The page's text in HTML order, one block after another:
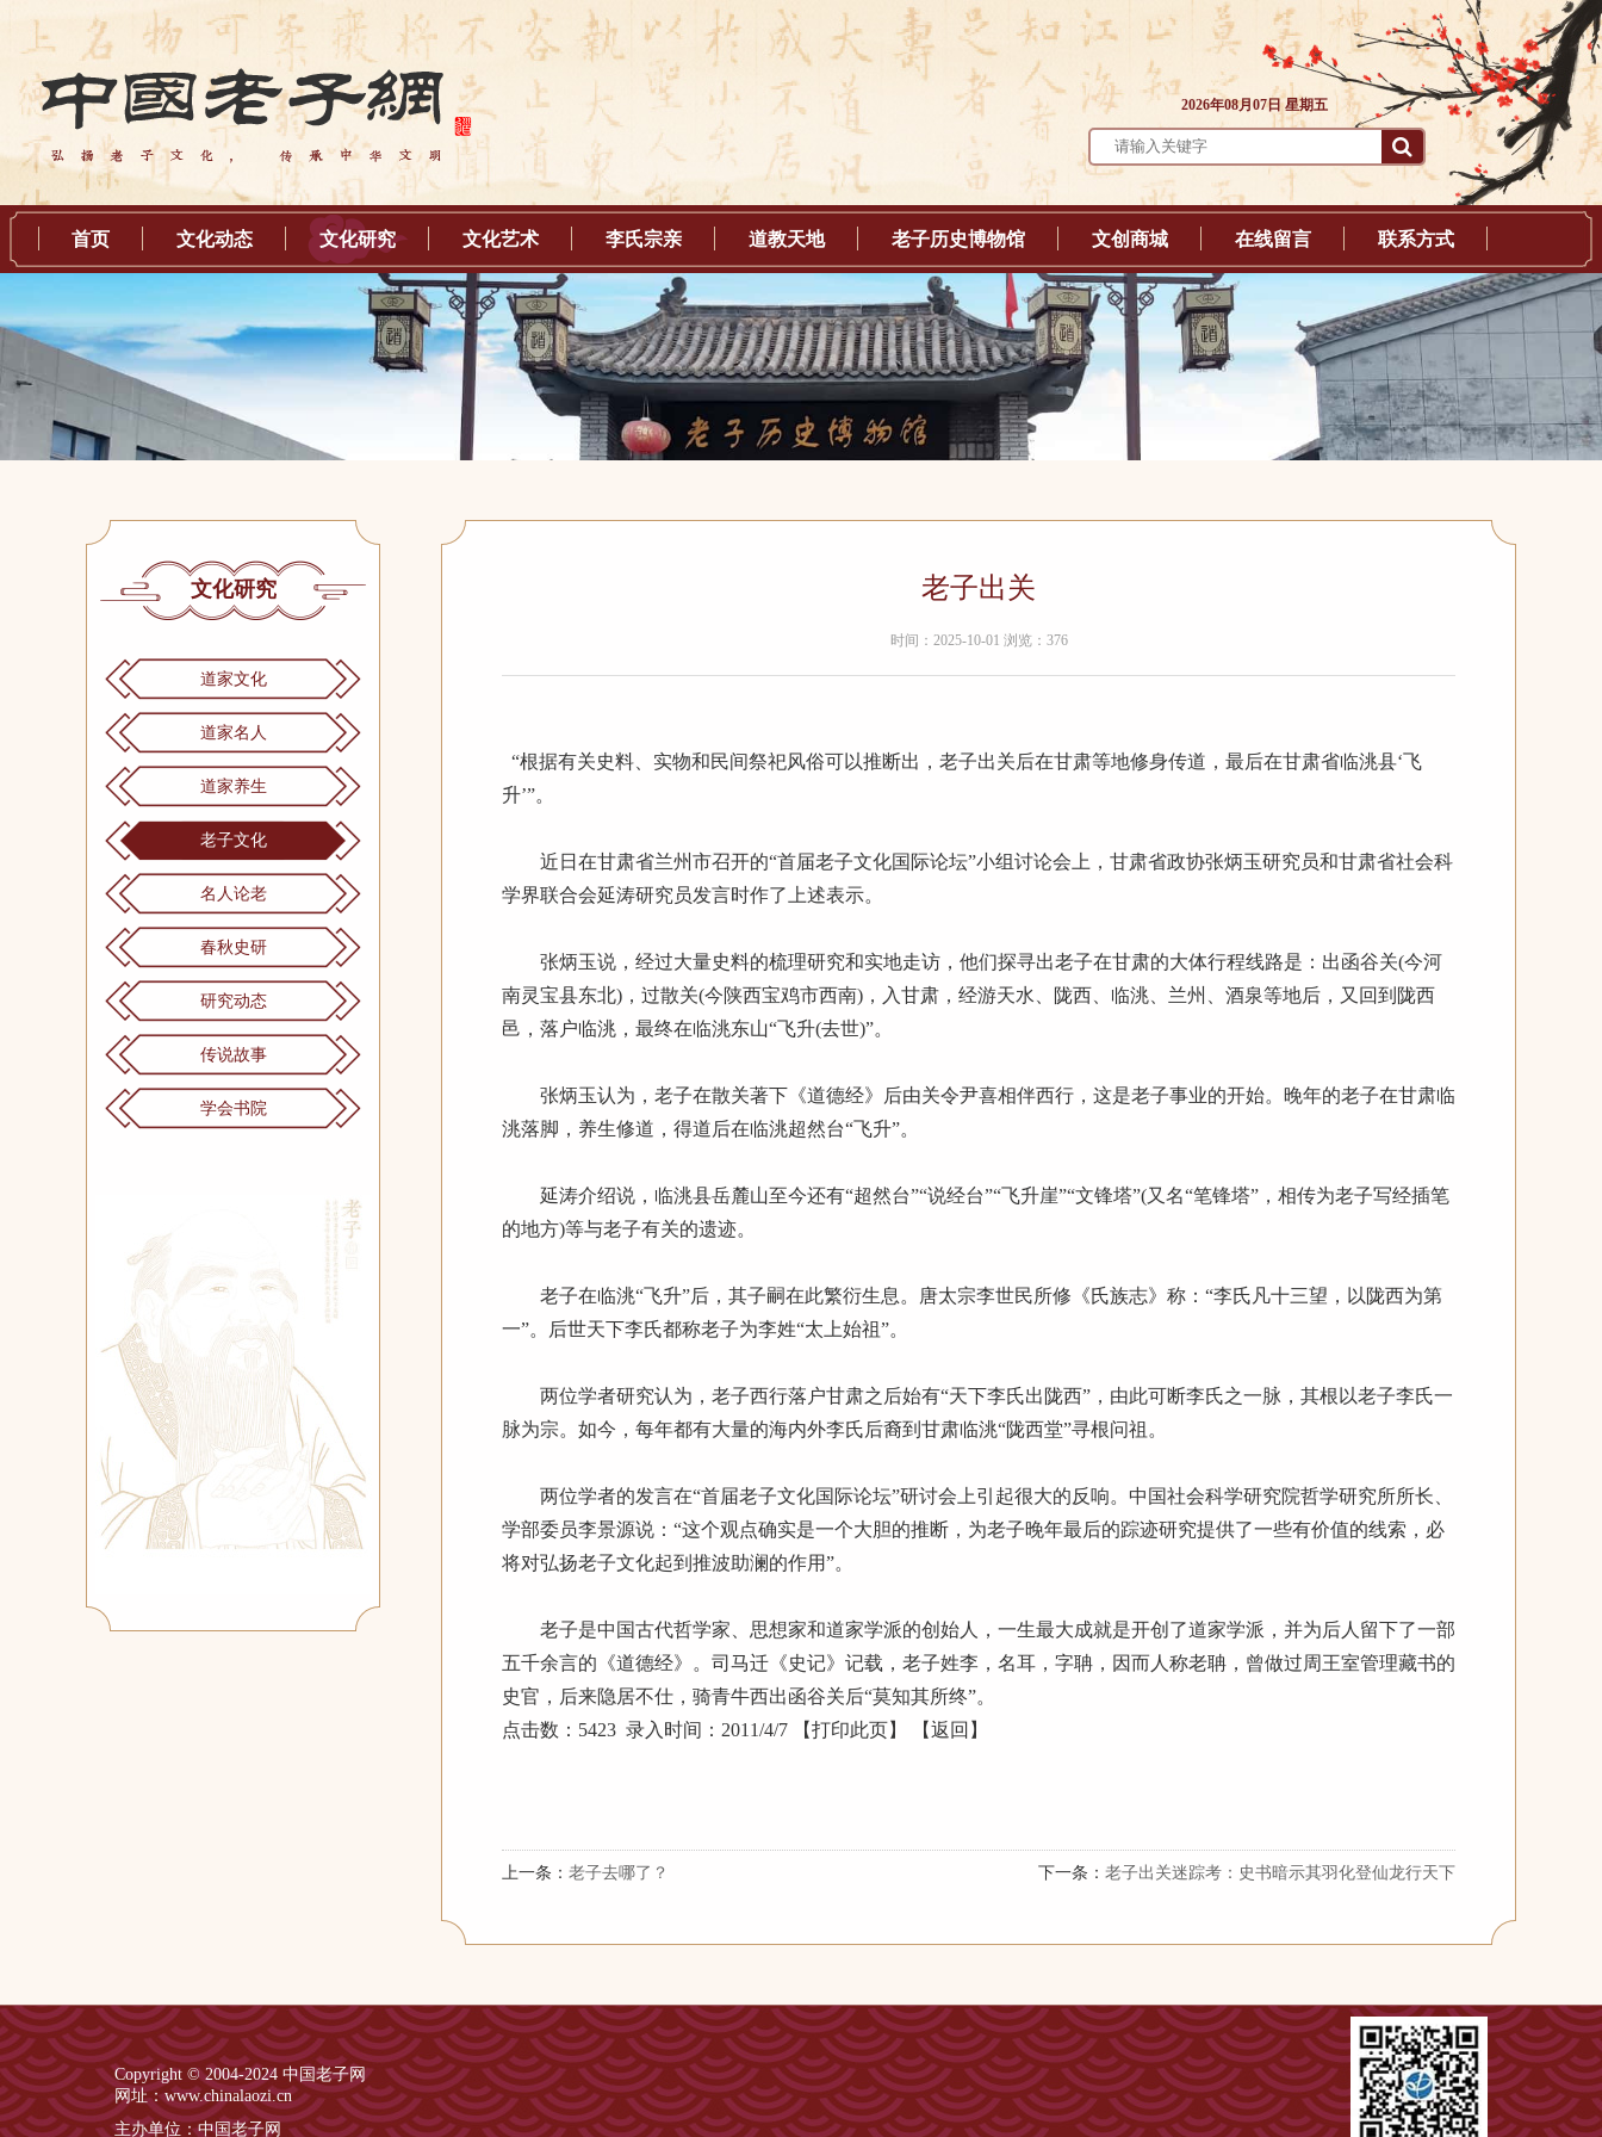
2026年08月07日 星期五
首页 文化动态 文化研究 文化艺术 李氏宗亲 道教天地 老子历史博物馆 文创商城 在线留言 联系方式
文化研究
道家文化
道家名人
道家养生
老子文化
名人论老
春秋史研
研究动态
传说故事
学会书院
老子出关
时间：2025-10-01 浏览：376
“根据有关史料、实物和民间祭祀风俗可以推断出，老子出关后在甘肃等地修身传道，最后在甘肃省临洮县‘飞
升’”。
近日在甘肃省兰州市召开的“首届老子文化国际论坛”小组讨论会上，甘肃省政协张炳玉研究员和甘肃省社会科
学界联合会延涛研究员发言时作了上述表示。
张炳玉说，经过大量史料的梳理研究和实地走访，他们探寻出老子在甘肃的大体行程线路是：出函谷关(今河
南灵宝县东北)，过散关(今陕西宝鸡市西南)，入甘肃，经游天水、陇西、临洮、兰州、酒泉等地后，又回到陇西
邑，落户临洮，最终在临洮东山“飞升(去世)”。
张炳玉认为，老子在散关著下《道德经》后由关令尹喜相伴西行，这是老子事业的开始。晚年的老子在甘肃临
洮落脚，养生修道，得道后在临洮超然台“飞升”。
延涛介绍说，临洮县岳麓山至今还有“超然台”“说经台”“飞升崖”“文锋塔”(又名“笔锋塔”，相传为老子写经插笔
的地方)等与老子有关的遗迹。
老子在临洮“飞升”后，其子嗣在此繁衍生息。唐太宗李世民所修《氏族志》称：“李氏凡十三望，以陇西为第
一”。后世天下李氏都称老子为李姓“太上始祖”。
两位学者研究认为，老子西行落户甘肃之后始有“天下李氏出陇西”，由此可断李氏之一脉，其根以老子李氏一
脉为宗。如今，每年都有大量的海内外李氏后裔到甘肃临洮“陇西堂”寻根问祖。
两位学者的发言在“首届老子文化国际论坛”研讨会上引起很大的反响。中国社会科学研究院哲学研究所所长、
学部委员李景源说：“这个观点确实是一个大胆的推断，为老子晚年最后的踪迹研究提供了一些有价值的线索，必
将对弘扬老子文化起到推波助澜的作用”。
老子是中国古代哲学家、思想家和道家学派的创始人，一生最大成就是开创了道家学派，并为后人留下了一部
五千余言的《道德经》。司马迁《史记》记载，老子姓李，名耳，字聃，因而人称老聃，曾做过周王室管理藏书的
史官，后来隐居不仕，骑青牛西出函谷关后“莫知其所终”。
点击数：5423 录入时间：2011/4/7 【打印此页】 【返回】
上一条： 老子去哪了？ 下一条： 老子出关迷踪考：史书暗示其羽化登仙龙行天下
Copyright © 2004-2024 中国老子网
网址：www.chinalaozi.cn
主办单位：中国老子网